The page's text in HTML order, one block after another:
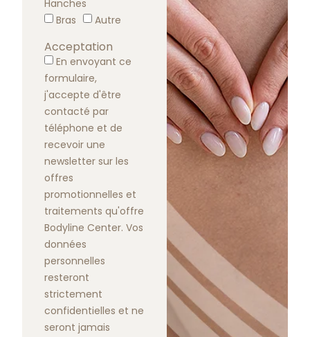
Hanches
Bras
Autre
Acceptation
En envoyant ce
formulaire,
j'accepte d'être
contacté par
téléphone et de
recevoir une
newsletter sur les
offres
promotionnelles et
traitements qu'offre
Bodyline Center. Vos
données
personnelles
resteront
strictement
confidentielles et ne
seront jamais